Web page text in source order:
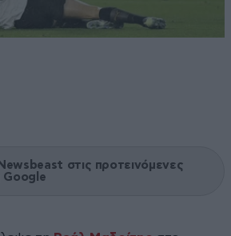
στις προτεινόμενες
Google